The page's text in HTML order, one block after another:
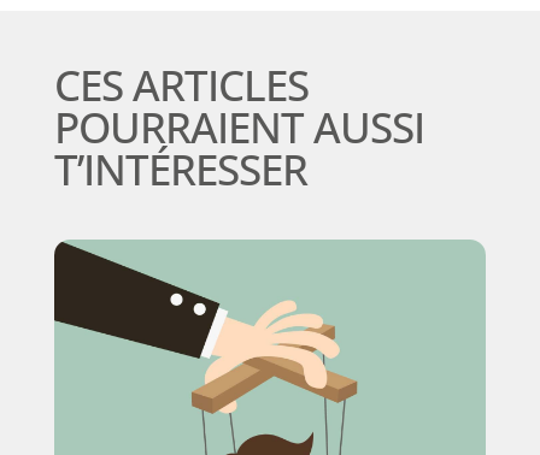
CES ARTICLES
POURRAIENT AUSSI
T’INTÉRESSER